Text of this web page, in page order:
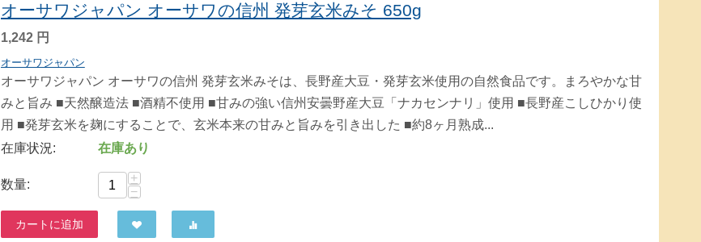
オーサワジャパン オーサワの信州 発芽玄米みそ 650g
1,242 円
オーサワジャパン
オーサワジャパン オーサワの信州 発芽玄米みそは、長野産大豆・発芽玄米使用の自然食品です。まろやかな甘
みと旨み ■天然醸造法 ■酒精不使用 ■甘みの強い信州安曇野産大豆「ナカセンナリ」使用 ■長野産こしひかり使
用 ■発芽玄米を麹にすることで、玄米本来の甘みと旨みを引き出した ■約8ヶ月熟成...
在庫状況:
在庫あり
数量:
+
−
カートに追加